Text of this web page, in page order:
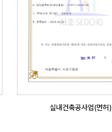
실내건축공사업(면허)